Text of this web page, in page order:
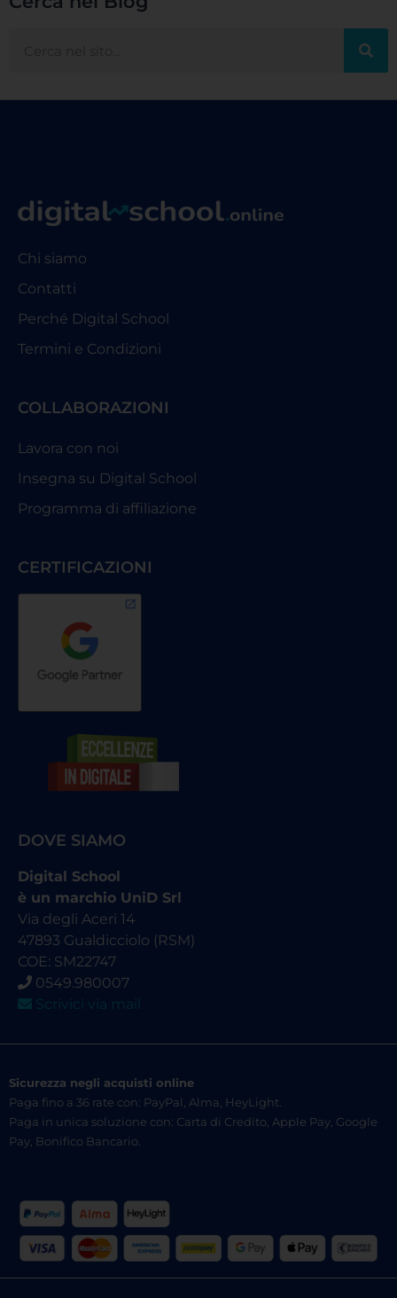
Chi siamo
Contatti
Perché Digital School
Termini e Condizioni
COLLABORAZIONI
Lavora con noi
Insegna su Digital School
Programma di affiliazione
CERTIFICAZIONI
DOVE SIAMO
Digital School
è un marchio UniD Srl
Via degli Aceri 14
47893 Gualdicciolo (RSM)
COE: SM22747
0549.980007
Scrivici via mail
Sicurezza negli acquisti online
Paga fino a 36 rate con: PayPal, Alma, HeyLight.
Paga in unica soluzione con: Carta di Credito, Apple Pay, Google
Pay, Bonifico Bancario.